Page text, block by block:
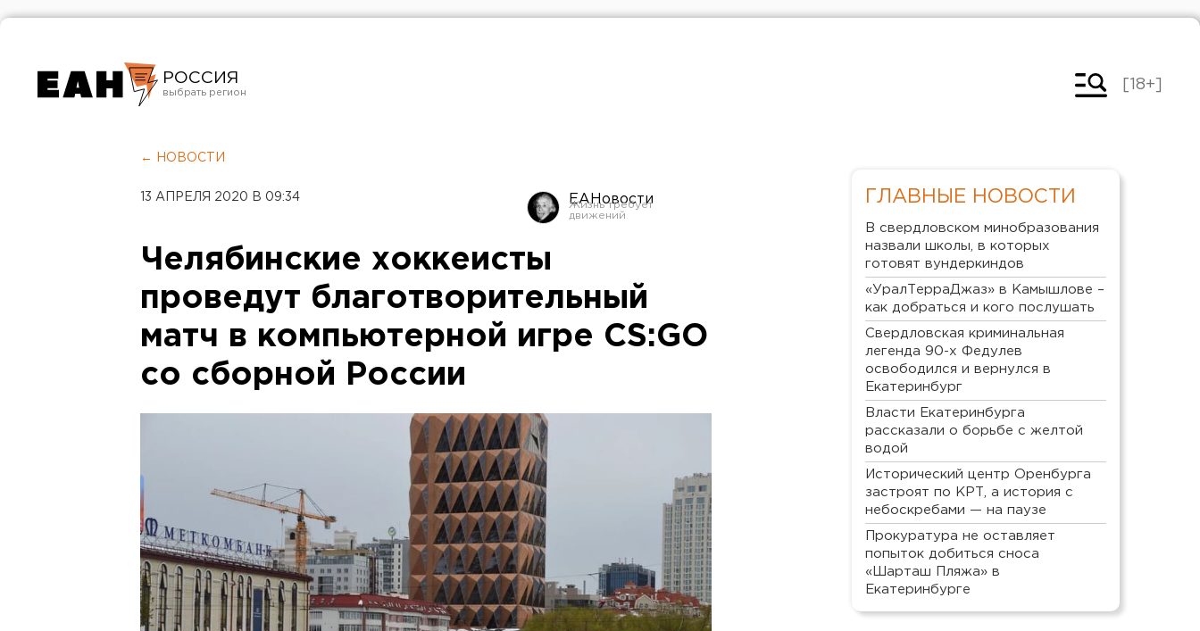
РОССИЯ
Челябинск
[18+]
← НОВОСТИ
13 АПРЕЛЯ 2020 В 09:34 ЕАНовости
Челябинские хоккеисты
проведут благотворительный
матч в компьютерной игре CS:GO
со сборной России
ГЛАВНЫЕ НОВОСТИ
В свердловском минобразования
назвали школы, в которых
готовят вундеркиндов
«УралТерраДжаз» в Камышлове –
как добраться и кого послушать
Свердловская криминальная
легенда 90-х Федулев
освободился и вернулся в
Екатеринбург
Власти Екатеринбурга
рассказали о борьбе с желтой
водой
Исторический центр Оренбурга
застроят по КРТ, а история с
небоскребами — на паузе
Прокуратура не оставляет
попыток добиться сноса
«Шарташ Пляжа» в
Екатеринбурге